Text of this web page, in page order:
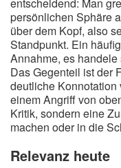
persönlichen Sphäre
über dem Kopf, also
Standpunkt. Ein
Annahme, es
Das Gegenteil ist der
deutliche
einem Angriff von
Kritik, sondern eine
machen oder in die
Relevanz heute